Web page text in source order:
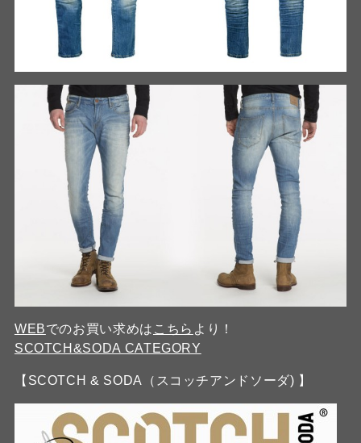
WEBでのお買い求めは こちら より！
SCOTCH&SODA CATEGORY
【SCOTCH & SODA（スコッチアンドソーダ) 】